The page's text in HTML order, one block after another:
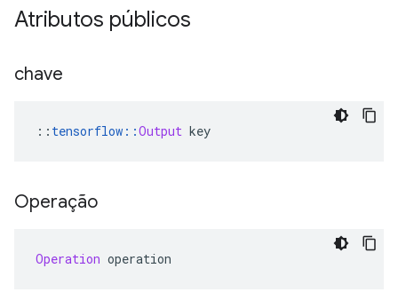
Atributos públicos
chave
:: tensorflow ::Output key
Operação
Operation operation